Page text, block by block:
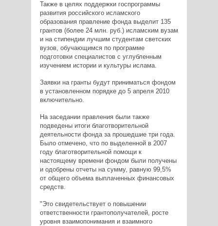
Также в целях поддержки госпрограммы
развития российского исламского
образования правление фонда выделит 135
грантов (более 24 млн. руб.) исламским вузам
и на стипендии лучшим студентам светских
вузов, обучающимся по программе
подготовки специалистов с углубленным
изучением истории и культуры ислама.
Заявки на гранты будут приниматься фондом
в установленном порядке до 5 апреля 2010
включительно.
На заседании правления были также
подведены итоги благотворительной
деятельности фонда за прошедшие три года.
Было отмечено, что по выделенной в 2007
году благотворительной помощи к
настоящему времени фондом были получены
и одобрены отчеты на сумму, равную 99,5%
от общего объема выплаченных финансовых
средств.
"Это свидетельствует о повышении
ответственности грантополучателей, росте
уровня взаимопонимания и взаимного